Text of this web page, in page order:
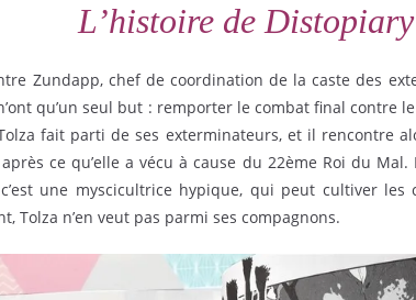
L’histoire de Distopiary
Zundapp, chef de coordination de la caste des
qu’un seul but : remporter le combat final contre
fait parti de ses exterminateurs, et il rencontre
ce qu’elle a vécu à cause du 22ème Roi du
une myscicultrice hypique, qui peut cultiver les
Tolza n’en veut pas parmi ses compagnons.